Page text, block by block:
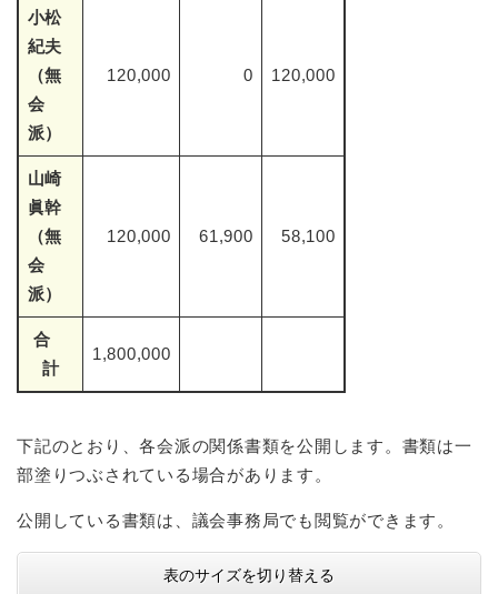
小松
紀夫
（無
会
派）
120,000 0 120,000
山崎
眞幹
（無
会
派）
120,000 61,900 58,100
合
計
1,800,000
下記のとおり、各会派の関係書類を公開します。書類は一
部塗りつぶされている場合があります。
公開している書類は、議会事務局でも閲覧ができます。
表のサイズを切り替える